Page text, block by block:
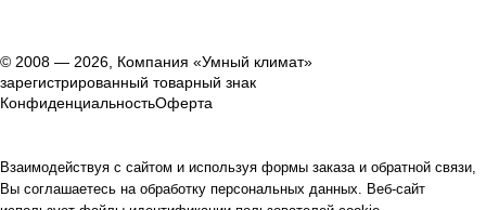
© 2008 — 2026, Компания «Умный климат»
зарегистрированный товарный знак
КонфиденциальностьОферта
Взаимодействуя с сайтом и используя формы заказа и обратной связи,
Вы соглашаетесь на обработку персональных данных. Веб-сайт